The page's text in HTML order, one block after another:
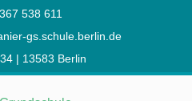
538 611
gs.schule.berlin.de
| 13583 Berlin